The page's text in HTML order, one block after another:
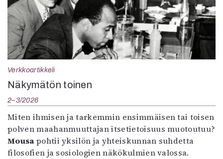
Verkkoartikkeli
Näkymätön toinen
2–3/2026
Miten ihmisen ja tarkemmin ensimmäisen tai toisen
polven maahanmuuttajan itsetietoisuus muotoutuu?
Mousa pohtii yksilön ja yhteiskunnan suhdetta
filosofien ja sosiologien näkökulmien valossa.